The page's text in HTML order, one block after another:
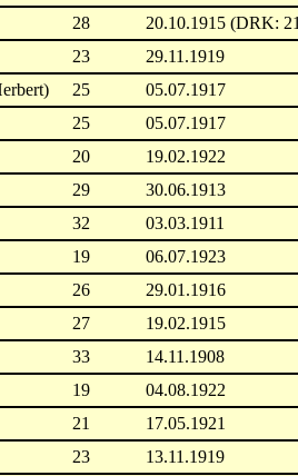
28 20.10.1915 (DRK:
23 29.11.1919
25 05.07.1917
25 05.07.1917
20 19.02.1922
29 30.06.1913
32 03.03.1911
19 06.07.1923
26 29.01.1916
27 19.02.1915
33 14.11.1908
19 04.08.1922
21 17.05.1921
23 13.11.1919